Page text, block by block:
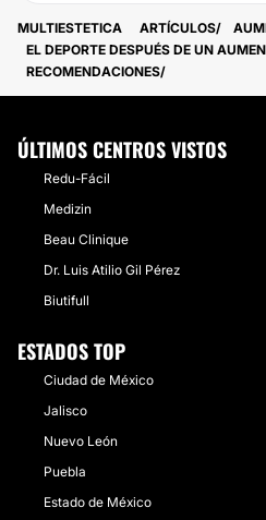
MULTIESTETICA ARTÍCULOS
​EL DEPORTE DESPUÉS DE UN
RECOMENDACIONES
ÚLTIMOS CENTROS VISTOS
Redu-Fácil
Medizin
Beau Clinique
Dr. Luis Atilio Gil Pérez
Biutifull
ESTADOS TOP
Ciudad de México
Jalisco
Nuevo León
Puebla
Estado de México